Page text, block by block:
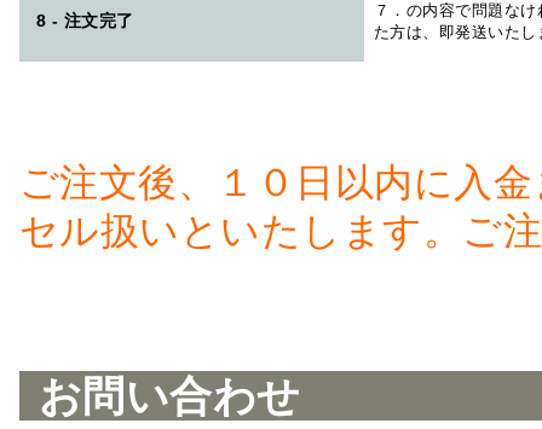
8 - 注文完了
７．の内容で問題な
た方は、即発送いたし
ご注文後、１０日以内に入
セル扱いといたします。ご
お問い合わせ